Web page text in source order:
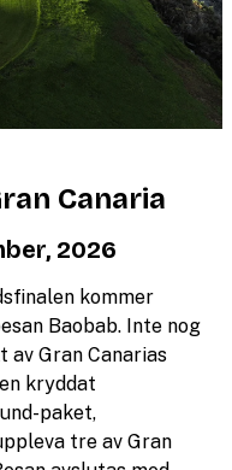
Canaria
2026
kommer
Baobab. Inte nog
av Gran Canarias
kryddat
paket,
tre av Gran